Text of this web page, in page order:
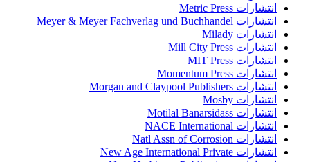
انتشارات Metric Press
انتشارات Meyer & Meyer Fachverlag und Buchhandel
انتشارات Milady
انتشارات Mill City Press
انتشارات MIT Press
انتشارات Momentum Press
انتشارات Morgan and Claypool Publishers
انتشارات Mosby
انتشارات Motilal Banarsidass
انتشارات NACE International
انتشارات Natl Assn of Corrosion
انتشارات New Age International Private